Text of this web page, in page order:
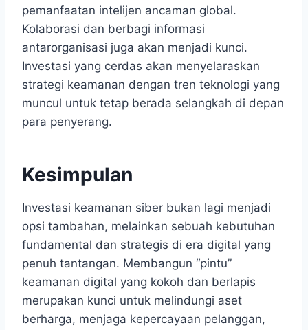
pemanfaatan intelijen ancaman global.
Kolaborasi dan berbagi informasi
antarorganisasi juga akan menjadi kunci.
Investasi yang cerdas akan menyelaraskan
strategi keamanan dengan tren teknologi yang
muncul untuk tetap berada selangkah di depan
para penyerang.
Kesimpulan
Investasi keamanan siber bukan lagi menjadi
opsi tambahan, melainkan sebuah kebutuhan
fundamental dan strategis di era digital yang
penuh tantangan. Membangun “pintu”
keamanan digital yang kokoh dan berlapis
merupakan kunci untuk melindungi aset
berharga, menjaga kepercayaan pelanggan,